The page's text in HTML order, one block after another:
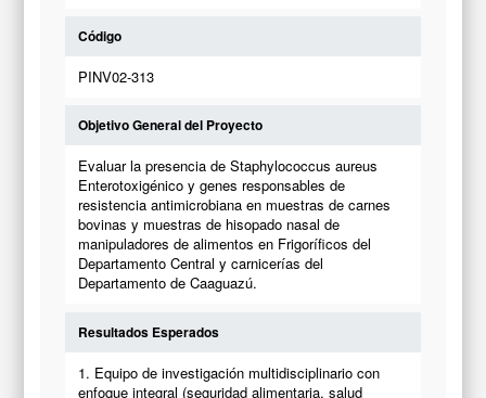
Código
PINV02-313
Objetivo General del Proyecto
Evaluar la presencia de Staphylococcus aureus
Enterotoxigénico y genes responsables de
resistencia antimicrobiana en muestras de carnes
bovinas y muestras de hisopado nasal de
manipuladores de alimentos en Frigoríficos del
Departamento Central y carnicerías del
Departamento de Caaguazú.
Resultados Esperados
1. Equipo de investigación multidisciplinario con
enfoque integral (seguridad alimentaria, salud